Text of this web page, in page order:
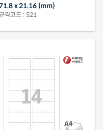
x 21.16 (mm)
격코드 : 521